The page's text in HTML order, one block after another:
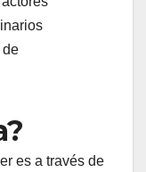
de
es a través de